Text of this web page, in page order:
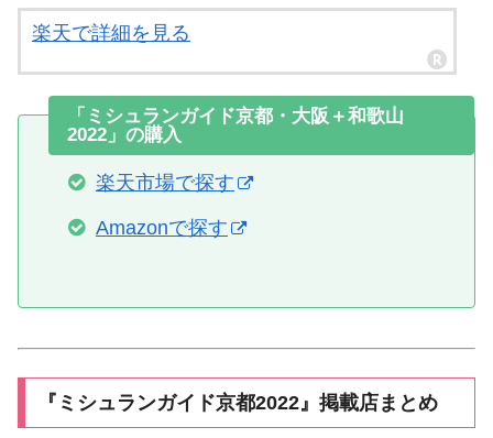
楽天で詳細を見る
「ミシュランガイド京都・大阪＋和歌山
2022」の購入
楽天市場で探す
Amazonで探す
『ミシュランガイド京都2022』掲載店まとめ